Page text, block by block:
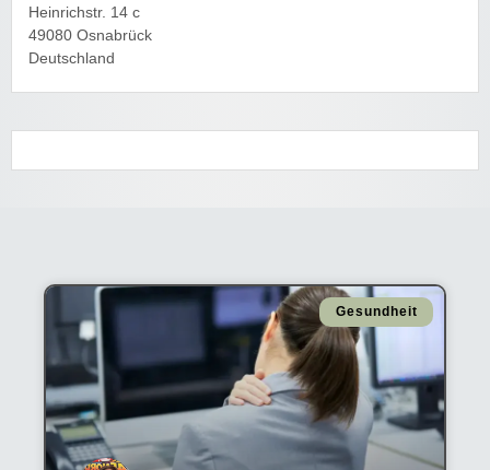
Heinrichstr. 14 c
49080 Osnabrück
Deutschland
Gesundheit